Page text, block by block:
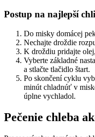
Postup na najlepší
Do misky domácej
Nechajte droždie
K droždiu pridajte
Vyberte základné
a stlačte tlačidlo štart.
Po skončení cyklu
minút chladnúť v
úplne vychladol.
Pečenie chleba